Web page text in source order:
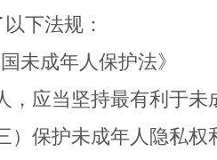
下法规：
成年人保护法》
，应当坚持最有利于
）保护未成年人隐私权